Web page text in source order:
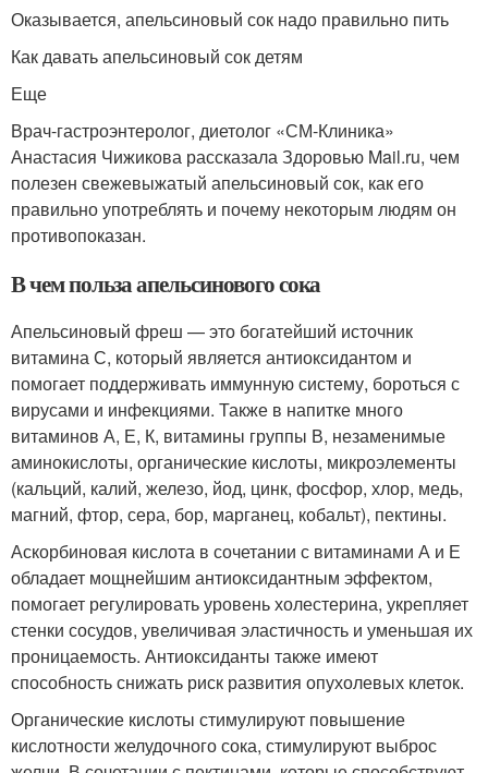
Оказывается, апельсиновый сок надо правильно пить
Как давать апельсиновый сок детям
Еще
Врач-гастроэнтеролог, диетолог «СМ-Клиника»
Анастасия Чижикова рассказала Здоровью Mail.ru, чем
полезен свежевыжатый апельсиновый сок, как его
правильно употреблять и почему некоторым людям он
противопоказан.
В чем польза апельсинового сока
Апельсиновый фреш — это богатейший источник
витамина С, который является антиоксидантом и
помогает поддерживать иммунную систему, бороться с
вирусами и инфекциями. Также в напитке много
витаминов А, Е, К, витамины группы В, незаменимые
аминокислоты, органические кислоты, микроэлементы
(кальций, калий, железо, йод, цинк, фосфор, хлор, медь,
магний, фтор, сера, бор, марганец, кобальт), пектины.
Аскорбиновая кислота в сочетании с витаминами А и Е
обладает мощнейшим антиоксидантным эффектом,
помогает регулировать уровень холестерина, укрепляет
стенки сосудов, увеличивая эластичность и уменьшая их
проницаемость. Антиоксиданты также имеют
способность снижать риск развития опухолевых клеток.
Органические кислоты стимулируют повышение
кислотности желудочного сока, стимулируют выброс